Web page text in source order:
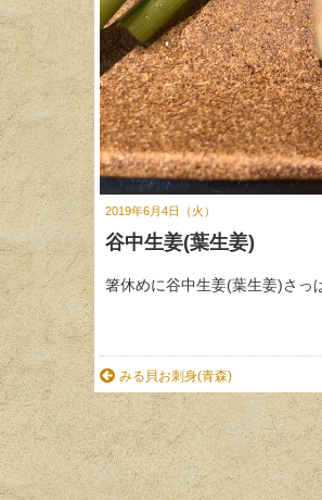
2019年6月4日（火）
谷中生姜(葉生姜)
箸休めに谷中生姜(葉生姜)さっ
みる貝お刺身(青森)